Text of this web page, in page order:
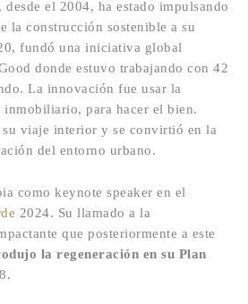
desde el 2004, ha estado impulsando
la construcción sostenible a su
fundó una iniciativa global
donde estuvo trabajando con 42
La innovación fue usar la
inmobiliario, para hacer el bien.
su viaje interior y se convirtió en la
del entorno urbano.
como keynote speaker en el
2024. Su llamado a la
que posteriormente a este
la regeneración en su Plan